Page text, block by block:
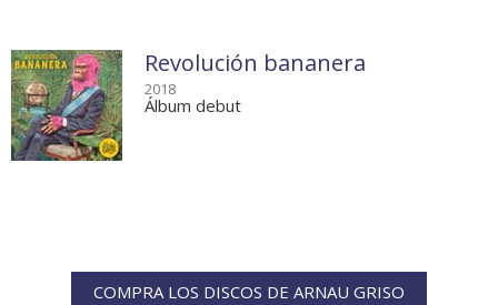
Revolución bananera
2018
Álbum debut
COMPRA LOS DISCOS DE ARNAU GRISO